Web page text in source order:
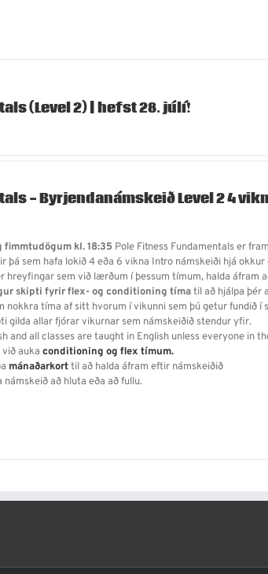
(Level 2) | hefst 28. júlí!
- Byrjendanámskeið Level 24
kl. 18:35 Pole Fitness Fundamentals er
þá sem hafa lokið 4 eða 6 vikna Intro námskeiði hjá
hreyfingar sem við lærðum í þessum tímum, halda áfram
skipti fyrir flex- og conditioning tímatil að hjálpa þér
nokkra tíma af sitt hvorum í vikunni sem þú getur fundið í
gilda allar fjórar vikurnar sem námskeiðið stendur yfir.
and all classes are taught in English unless everyone in
aukaconditioning og flex tímum.
mánaðarkorttil að halda áfram eftir námskeiðið
að hluta eða að fullu.